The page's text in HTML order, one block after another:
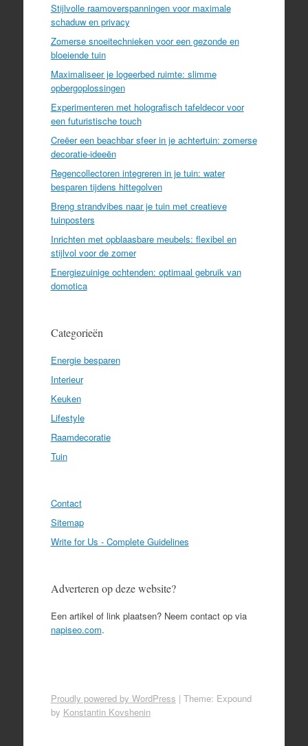
Stijlvolle raamoverspanningen voor maximale
schaduw en privacy
Zomerse snoeitechnieken voor een gezonde en
bloeiende tuin
Maximaliseer je logeerbed ruimte: slimme
opbergoplossingen
Experimenteren met holografisch tafeldecor voor
een futuristische touch
Creëer een beachbar sfeer in je achtertuin: zomerse
decoratie-ideeën
Regencollectoren integreren in je tuin: water
besparen tijdens hittegolven
Breng strandvibes naar je tuin met creatieve
tuinposters
Inrichten met opblaasbare meubels: flexibel en
stijlvol voor de zomer
Energiezuinige ochtenden: optimaal gebruik van
domotica
Categorieën
Energie besparen
Interieur
Keuken
Lifestyle
Raamdecoratie
Tuin
Contact
Sitemap
Write for Us - Complete Guidelines
Adverteren op deze website?
Een artikel of link plaatsen? Neem contact op via
napiseo.com.
Proudly powered by WordPress | Theme: Expound
by Konstantin Kovshenin